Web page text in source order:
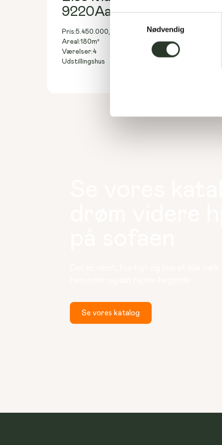
Samtykkevalg
Nødvendig
9220Aalborg SV
Pris:5.450.000,-
Areal:180m²
Værelser:4
Udstillingshus
Se vores katalog